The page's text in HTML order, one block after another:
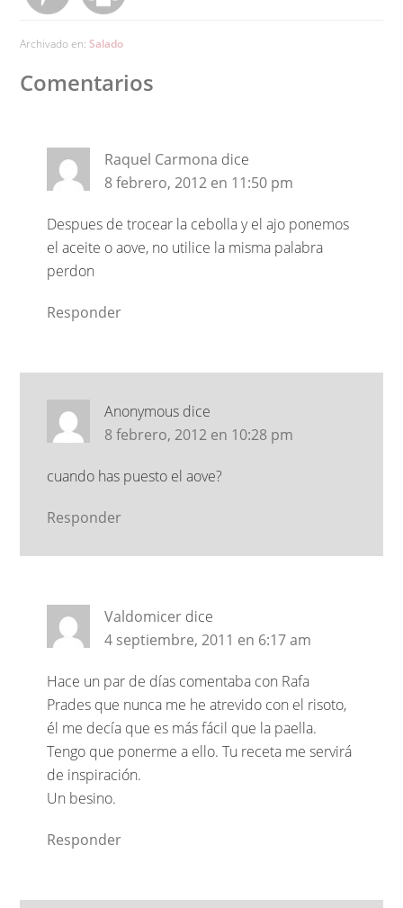
Archivado en: Salado
Comentarios
Raquel Carmona dice
8 febrero, 2012 en 11:50 pm
Despues de trocear la cebolla y el ajo ponemos
el aceite o aove, no utilice la misma palabra
perdon
Responder
Anonymous dice
8 febrero, 2012 en 10:28 pm
cuando has puesto el aove?
Responder
Valdomicer dice
4 septiembre, 2011 en 6:17 am
Hace un par de días comentaba con Rafa
Prades que nunca me he atrevido con el risoto,
él me decía que es más fácil que la paella.
Tengo que ponerme a ello. Tu receta me servirá
de inspiración.
Un besino.
Responder